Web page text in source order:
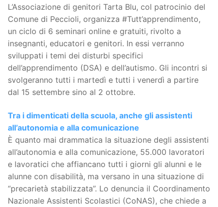
L’Associazione di genitori Tarta Blu, col patrocinio del
Comune di Peccioli, organizza #Tutt’apprendimento,
un ciclo di 6 seminari online e gratuiti, rivolto a
insegnanti, educatori e genitori. In essi verranno
sviluppati i temi dei disturbi specifici
dell’apprendimento (DSA) e dell’autismo. Gli incontri si
svolgeranno tutti i martedì e tutti i venerdì a partire
dal 15 settembre sino al 2 ottobre.
Tra i dimenticati della scuola, anche gli assistenti
all’autonomia e alla comunicazione
È quanto mai drammatica la situazione degli assistenti
all’autonomia e alla comunicazione, 55.000 lavoratori
e lavoratici che affiancano tutti i giorni gli alunni e le
alunne con disabilità, ma versano in una situazione di
“precarietà stabilizzata”. Lo denuncia il Coordinamento
Nazionale Assistenti Scolastici (CoNAS), che chiede a